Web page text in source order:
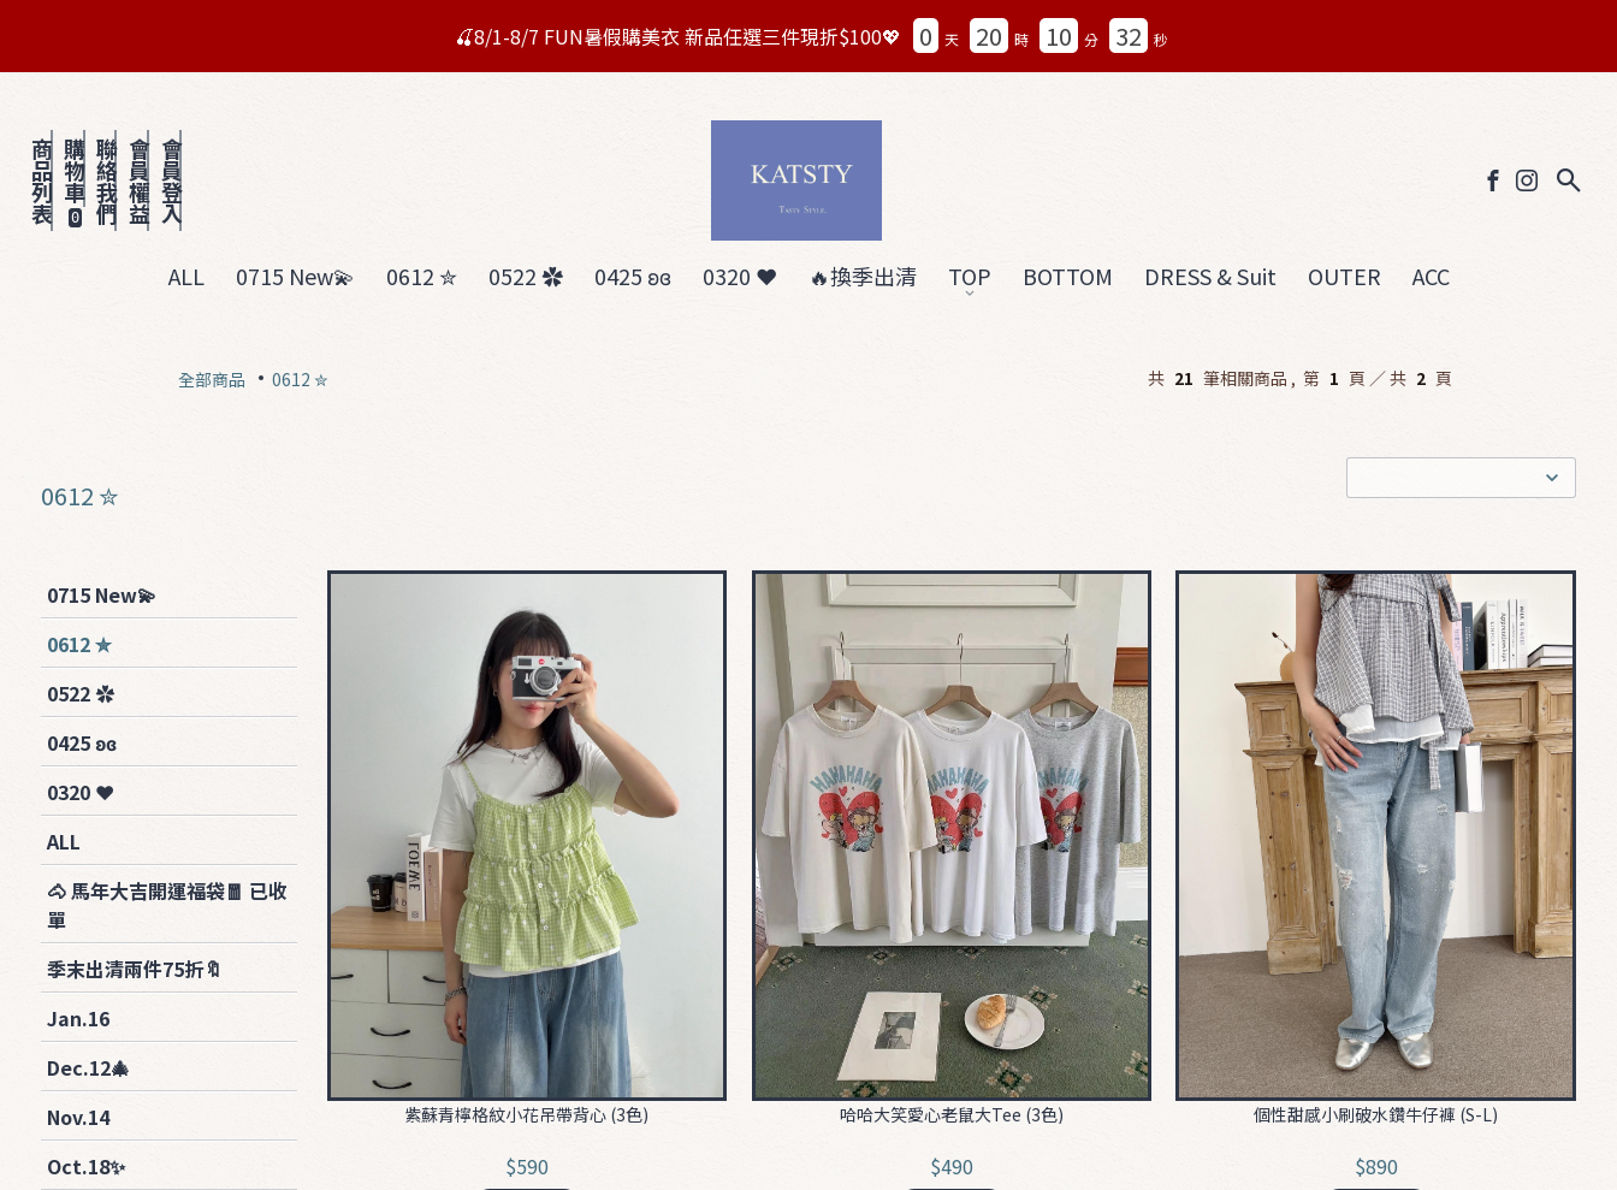
🍒8/1-8/7 FUN暑假購美衣 新品任選三件現折$100💖 0 天 20 時 10 分 31 秒
商
品
列
表
購
物
車
0
聯
絡
我
們
會
員
權
益
會
員
登
入
ALL
0715 New💫 0612 ✮ 0522 ✿ 0425 ʚɞ 0320 ❤︎ 🔥換季出清 TOP BOTTOM DRESS & Suit OUTER ACC
全部商品 0612 ✮ 共 21 筆相關商品 , 第 1 頁 ／ 共 2 頁
0612 ✮
0715 New💫
0612 ✮
0522 ✿
0425 ʚɞ
0320 ❤︎
ALL
🐴 馬年大吉開運福袋🧧 已收
單
季末出清兩件75折🔖
Jan.16
Dec.12🎄
Nov.14
Oct.18✨
紫蘇青檸格紋小花吊帶背心 (3色)
$590
哈哈大笑愛心老鼠大Tee (3色)
$490
個性甜感小刷破水鑽牛仔褲 (S-L)
$890